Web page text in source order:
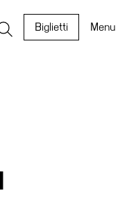
Biglietti Menu